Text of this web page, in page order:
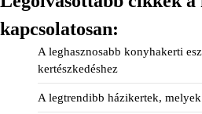
kapcsolatosan:
A leghasznosabb konyhakerti
kertészkedéshez
A legtrendibb házikertek,